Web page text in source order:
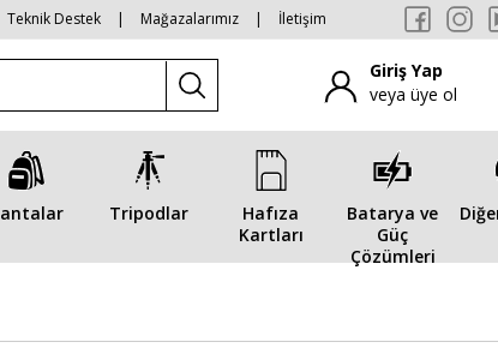
Teknik Destek | Mağazalarımız | İletişim
Giriş Yap
veya üye ol
Tripodlar
Hafıza
Kartları
Batarya ve
Güç
Çözümleri